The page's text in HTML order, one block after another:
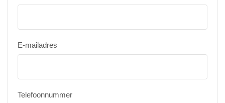
E-mailadres
Telefoonnummer